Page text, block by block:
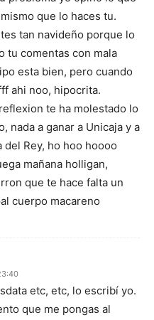
que lo haces tu.
tan navideño porque lo
tu comentas con mala
esta bien, pero cuando
ahi noo, hipocrita.
te ha molestado lo
nada a ganar a Unicaja y a
del Rey, ho hoo hoooo
mañana holligan,
que te hace falta un
cuerpo macareno
etc, etc, lo escribí yo.
que me pongas al